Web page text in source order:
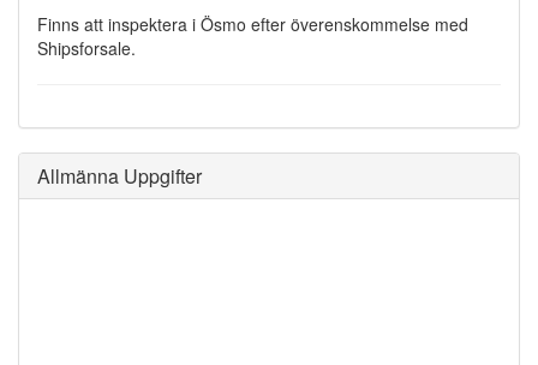
Finns att inspektera i Ösmo efter överenskommelse med
Shipsforsale.
Allmänna Uppgifter